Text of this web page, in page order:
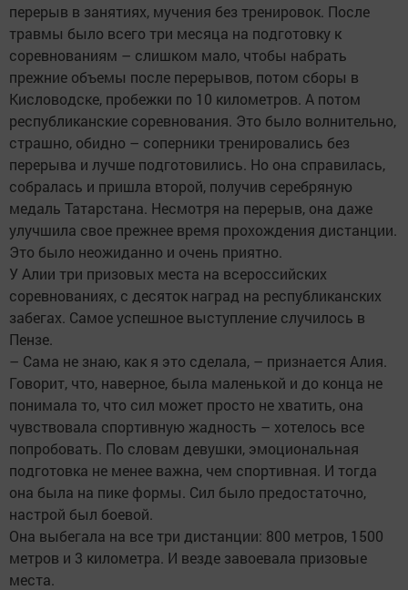
перерыв в занятиях, мучения без тренировок. После
травмы было всего три месяца на подготовку к
соревнованиям – слишком мало, чтобы набрать
прежние объемы после перерывов, потом сборы в
Кисловодске, пробежки по 10 километров. А потом
республиканские соревнования. Это было волнительно,
страшно, обидно – соперники тренировались без
перерыва и лучше подготовились. Но она справилась,
собралась и пришла второй, получив серебряную
медаль Татарстана. Несмотря на перерыв, она даже
улучшила свое прежнее время прохождения дистанции.
Это было неожиданно и очень приятно.
У Алии три призовых места на всероссийских
соревнованиях, с десяток наград на республиканских
забегах. Самое успешное выступление случилось в
Пензе.
– Сама не знаю, как я это сделала, – признается Алия.
Говорит, что, наверное, была маленькой и до конца не
понимала то, что сил может просто не хватить, она
чувствовала спортивную жадность – хотелось все
попробовать. По словам девушки, эмоциональная
подготовка не менее важна, чем спортивная. И тогда
она была на пике формы. Сил было предостаточно,
настрой был боевой.
Она выбегала на все три дистанции: 800 метров, 1500
метров и 3 километра. И везде завоевала призовые
места.